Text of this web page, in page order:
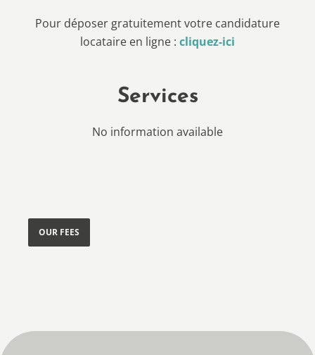
Pour déposer gratuitement votre candidature
locataire en ligne : cliquez-ici
Services
No information available
OUR FEES